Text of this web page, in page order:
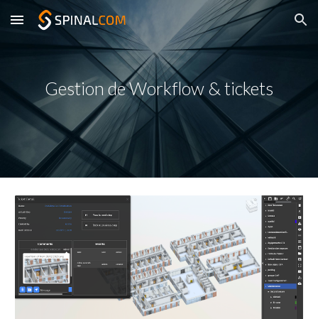
Skip to main content Skip to navigation
Gestion de Workflow & tickets